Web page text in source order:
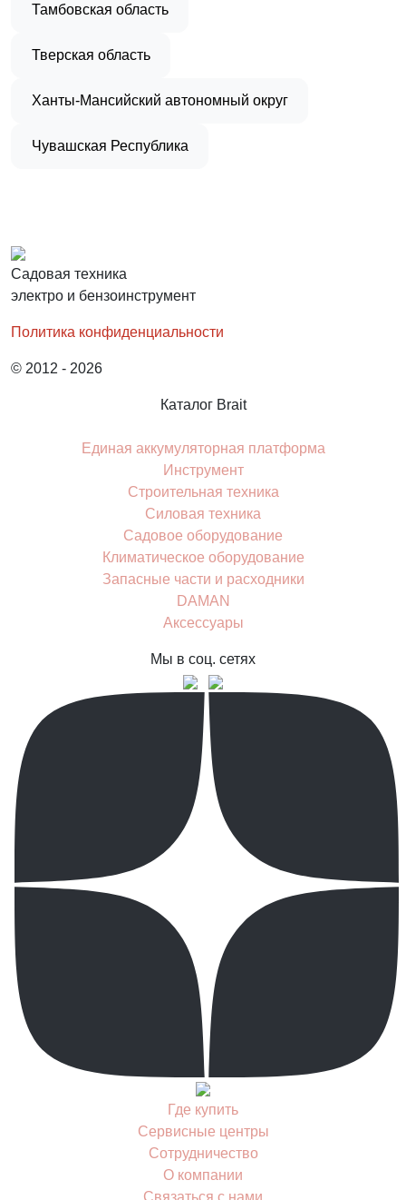
Тамбовская область
Тверская область
Ханты-Мансийский автономный округ
Чувашская Республика
Садовая техника
электро и бензоинструмент
Политика конфиденциальности
© 2012 - 2026
Каталог Brait
Единая аккумуляторная платформа
Инcтрумент
Строительная техника
Силовая техника
Садовое оборудование
Климатическое оборудование
Запасные части и расходники
DAMAN
Аксессуары
Мы в соц. сетях
Где купить
Сервисные центры
Сотрудничество
О компании